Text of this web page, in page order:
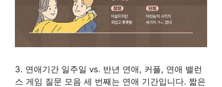
3. 연애기간 일주일 vs. 반년 연애, 커플, 연애 밸런
스 게임 질문 모음 세 번째는 연애 기간입니다. 짧은